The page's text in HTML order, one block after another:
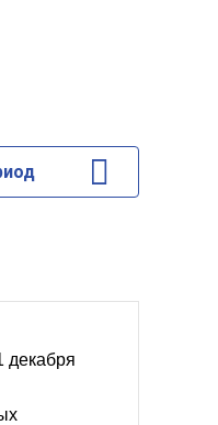
декабря